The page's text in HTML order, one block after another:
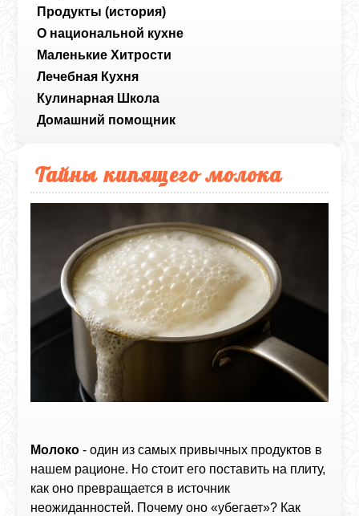
Продукты (история)
О национальной кухне
Маленькие Хитрости
Лечебная Кухня
Кулинарная Школа
Домашний помощник
Тайны кипящего молока
Молоко - один из самых привычных продуктов в
нашем рационе. Но стоит его поставить на плиту,
как оно превращается в источник
неожиданностей. Почему оно «убегает»? Как